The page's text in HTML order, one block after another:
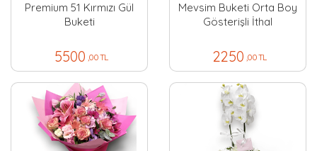
Premium 51 Kırmızı Gül
Buketi
5500 ,00 TL
Mevsim Buketi Orta Boy
Gösterişli İthal
2250 ,00 TL